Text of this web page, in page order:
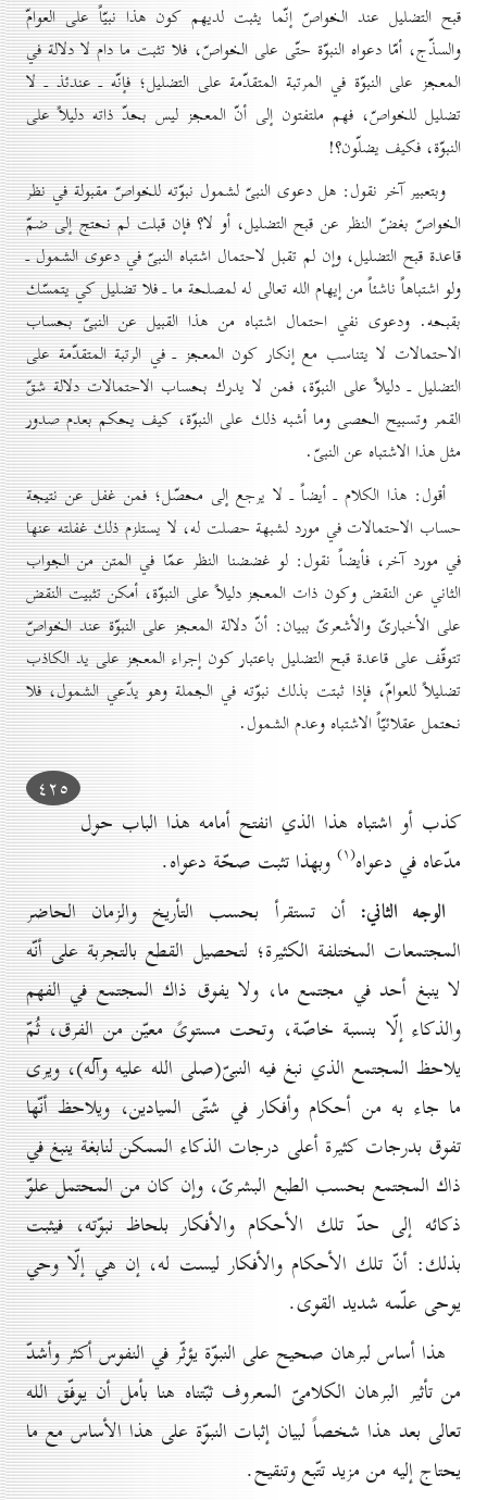
قبح التضليل عند الخواصّ إنّما يثبت لديهم كون هذا نبيّاً على العوامّ
والسذّج، أمّا دعواه النبوّة حتّى على الخواصّ، فلا تثبت ما دام لا دلالة في
المعجز على النبوّة في المرتبة المتقدّمة على التضليل؛ فإنّه ـ عندئذ ـ لا
تضليل للخواصّ، فهم ملتفتون إلى أنّ المعجز ليس بحدّ ذاته دليلاً على
النبوّة، فكيف يضلّون؟!
وبتعبير آخر نقول: هل دعوى النبىّ لشمول نبوّته للخواصّ مقبولة في نظر
الخواصّ بغضّ النظر عن قبح التضليل، أو لا؟ فإن قبلت لم نحتج إلى ضمّ
قاعدة قبح التضليل، وإن لم تقبل لاحتمال اشتباه النبىّ في دعوى الشمول ـ
ولو اشتباهاً ناشئاً من إيهام الله تعالى له لمصلحة ما ـ فلا تضليل كي يتمسّك
بقبحه. ودعوى نفي احتمال اشتباه من هذا القبيل عن النبىّ بحساب
الاحتمالات لا يتناسب مع إنكار كون المعجز ـ في الرتبة المتقدّمة على
التضليل ـ دليلاً على النبوّة، فمن لا يدرك بحساب الاحتمالات دلالة شقّ
القمر وتسبيح الحصى وما أشبه ذلك على النبوّة، كيف يحكم بعدم صدور
مثل هذا الاشتباه عن النبىّ.
أقول: هذا الكلام ـ أيضاً ـ لا يرجع إلى محصّل؛ فمن غفل عن نتيجة
حساب الاحتمالات في مورد لشبهة حصلت له، لا يستلزم ذلك غفلته عنها
في مورد آخر، فأيضاً نقول: لو غضضنا النظر عمّا في المتن من الجواب
الثاني عن النقض وكون ذات المعجز دليلاً على النبوّة، أمكن تثبيت النقض
على الأخبارىّ والأشعرىّ ببيان: أنّ دلالة المعجز على النبوّة عند الخواصّ
تتوقّف على قاعدة قبح التضليل باعتبار كون إجراء المعجز على يد الكاذب
تضليلاً للعوامّ، فإذا ثبتت بذلك نبوّته في الجملة وهو يدّعي الشمول، فلا
نحتمل عقلائيّاً الاشتباه وعدم الشمول.
٤۲٥
كذب أو اشتباه هذا الذي انفتح أمامه هذا الباب حول
مدّعاه في دعواه(۱) وبهذا تثبت صحّة دعواه.
الوجه الثاني: أن تستقرأ بحسب التأريخ والزمان الحاضر
المجتمعات المختلفة الكثيرة؛ لتحصيل القطع بالتجربة على أنّه
لا ينبغ أحد في مجتمع ما، ولا يفوق ذاك المجتمع في الفهم
والذكاء إلّا بنسبة خاصّة، وتحت مستوىً معيّن من الفرق، ثُمّ
يلاحظ المجتمع الذي نبغ فيه النبىّ(صلى الله عليه وآله)، ويرى
ما جاء به من أحكام وأفكار في شتّى الميادين، ويلاحظ أنّها
تفوق بدرجات كثيرة أعلى درجات الذكاء الممكن لنابغة ينبغ في
ذاك المجتمع بحسب الطبع البشرىّ، وإن كان من المحتمل علوّ
ذكائه إلى حدّ تلك الأحكام والأفكار بلحاظ نبوّته، فيثبت
بذلك: أنّ تلك الأحكام والأفكار ليست له، إن هي إلّا وحي
يوحى علّمه شديد القوى.
هذا أساس لبرهان صحيح على النبوّة يؤثّر في النفوس أكثر وأشدّ
من تأثير البرهان الكلامىّ المعروف ثبّتناه هنا بأمل أن يوفّق الله
تعالى بعد هذا شخصاً لبيان إثبات النبوّة على هذا الأساس مع ما
يحتاج إليه من مزيد تتّبع وتنقيح.